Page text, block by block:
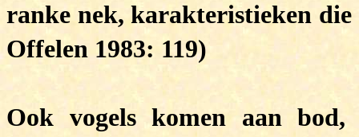
ranke nek, karakteristieken die
Offelen 1983: 119)
Ook vogels komen aan bod,